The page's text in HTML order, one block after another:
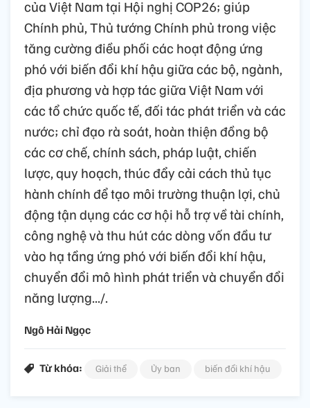
của Việt Nam tại Hội nghị COP26; giúp
Chính phủ, Thủ tướng Chính phủ trong việc
tăng cường điều phối các hoạt động ứng
phó với biến đổi khí hậu giữa các bộ, ngành,
địa phương và hợp tác giữa Việt Nam với
các tổ chức quốc tế, đối tác phát triển và các
nước; chỉ đạo rà soát, hoàn thiện đồng bộ
các cơ chế, chính sách, pháp luật, chiến
lược, quy hoạch, thúc đẩy cải cách thủ tục
hành chính để tạo môi trường thuận lợi, chủ
động tận dụng các cơ hội hỗ trợ về tài chính,
công nghệ và thu hút các dòng vốn đầu tư
vào hạ tầng ứng phó với biến đổi khí hậu,
chuyển đổi mô hình phát triển và chuyển đổi
năng lượng.../.
Ngô Hải Ngọc
Từ khóa: Giải thể Ủy ban biến đổi khí hậu